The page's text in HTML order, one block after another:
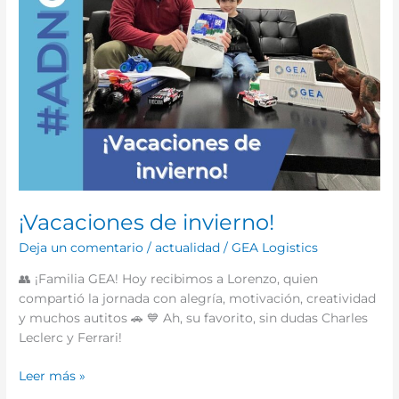
¡Vacaciones de invierno!
Deja un comentario /actualidad /GEA Logistics
👥 ¡Familia GEA! Hoy recibimos a Lorenzo, quien
compartió la jornada con alegría, motivación, creatividad
y muchos autitos 🚗 💙 Ah, su favorito, sin dudas Charles
Leclerc y Ferrari!
Leer más »